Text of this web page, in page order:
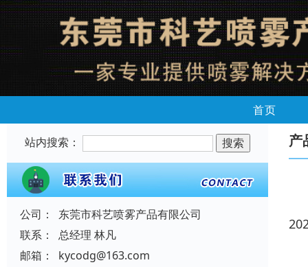
首页
站内搜索：
公司：
东莞市科艺喷雾产品有限公司
联系：
总经理 林凡
邮箱：
kycodg@163.com
产